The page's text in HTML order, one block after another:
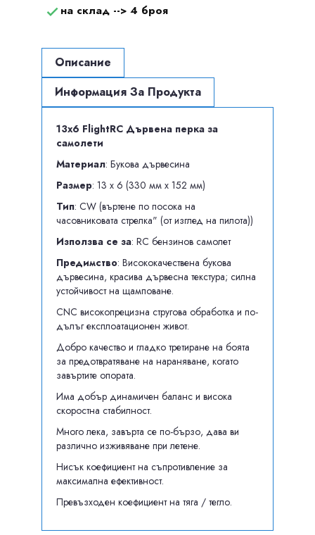
 на склад --> 4 броя
Описание
Информация За Продукта
13x6 FlightRC Дървена перка за
самолети
Материал: Букова дървесина
Размер: 13 x 6 (330 мм х 152 мм)
Тип: CW (въртене по посока на
часовниковата стрелка" (от изглед на пилота))
Използва се за: RC бензинов самолет
Предимство: Висококачествена букова
дървесина, красива дървесна текстура; силна
устойчивост на щамповане.
CNC високопрецизна стругова обработка и по-
дълъг експлоатационен живот.
Добро качество и гладко третиране на боята
за предотвратяване на нараняване, когато
завъртите опората.
Има добър динамичен баланс и висока
скоростна стабилност.
Много лека, завърта се по-бързо, дава ви
различно изживяване при летене.
Нисък коефициент на съпротивление за
максимална ефективност.
Превъзходен коефициент на тяга / тегло.